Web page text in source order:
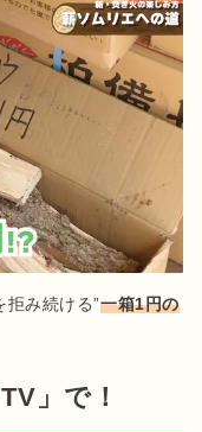
拒み続ける”一箱1円の
」で！